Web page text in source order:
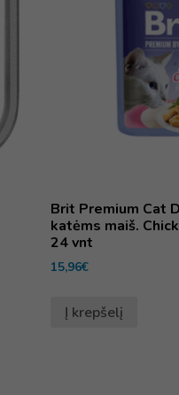
Brit Premium Cat
katėms maiš.
24 vnt
15,96€
Į krepšelį